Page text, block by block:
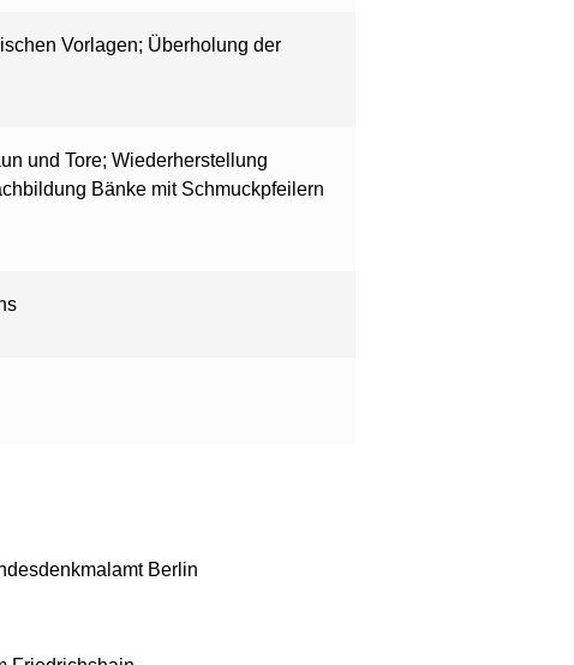
Vorlagen; Überholung der
und Tore; Wiederherstellung
Bänke mit Schmuckpfeilern
Berlin